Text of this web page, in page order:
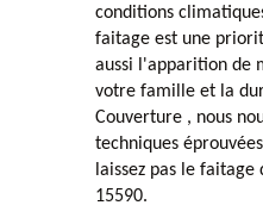
conditions
faitage est une
aussi l'apparition de
votre famille et la
Couverture , nous
techniques
laissez pas le
15590.